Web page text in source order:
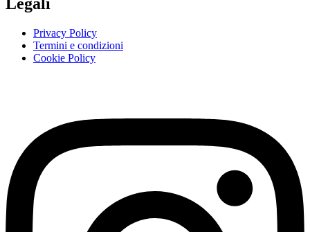
Privacy Policy
Termini e condizioni
Cookie Policy